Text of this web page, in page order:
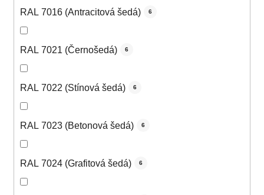
RAL 7016 (Antracitová šedá) 6
RAL 7021 (Černošedá) 6
RAL 7022 (Stínová šedá) 6
RAL 7023 (Betonová šedá) 6
RAL 7024 (Grafitová šedá) 6